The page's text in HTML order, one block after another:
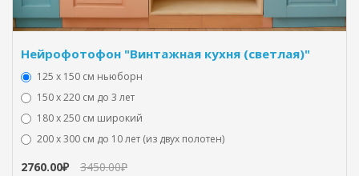
Нейрофотофон "Винтажная кухня (светлая)"
125 x 150 см ньюборн
150 х 220 см до 3 лет
180 х 250 см широкий
200 х 300 см до 10 лет (из двух полотен)
2760.00₽ 3450.00₽